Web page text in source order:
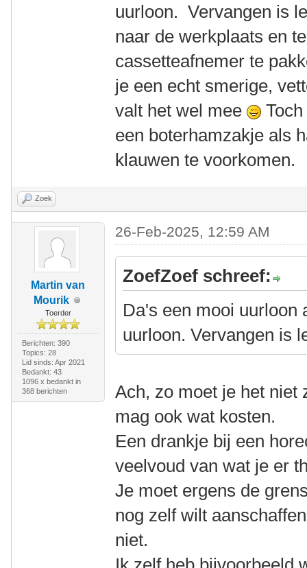
uurloon. Vervangen is
naar de werkplaats en
cassetteafnemer te
je een echt smerige,
valt het wel mee
een boterhamzakje als
klauwen te voorkomen.
Zoek
Martin van
Mourik
Toerder
Berichten: 390
Topics: 28
Lid sinds: Apr 2021
Bedankt: 43
1096 x bedankt in
368 berichten
26-Feb-2025, 12:59 AM
ZoefZoef schreef:
Da's een mooi uurloon
uurloon. Vervangen is
Ach, zo moet je het niet
mag ook wat kosten.
Een drankje bij een
veelvoud van wat je er
Je moet ergens de
nog zelf wilt
niet.